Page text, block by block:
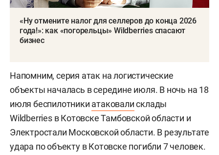
«Ну отмените налог для селлеров до конца 2026
года!»: как «погорельцы» Wildberries спасают
бизнес
Напомним, серия атак на логистические
объекты началась в середине июля. В ночь на 18
июля беспилотники атаковалисклады
Wildberries в Котовске Тамбовской области и
Электростали Московской области. В результате
удара по объекту в Котовске погибли 7 человек.